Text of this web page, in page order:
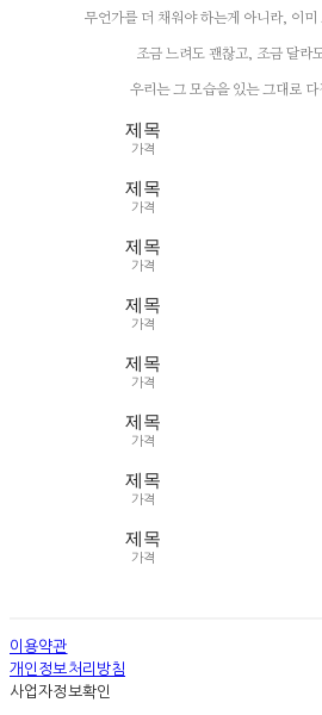
무언가를 더 채워야 하는게 아니라, 이미
조금 느려도 괜찮고, 조금 달라
우리는 그 모습을 있는 그대로 다
제목
가격
제목
가격
제목
가격
제목
가격
제목
가격
제목
가격
제목
가격
제목
가격
이용약관
개인정보처리방침
사업자정보확인